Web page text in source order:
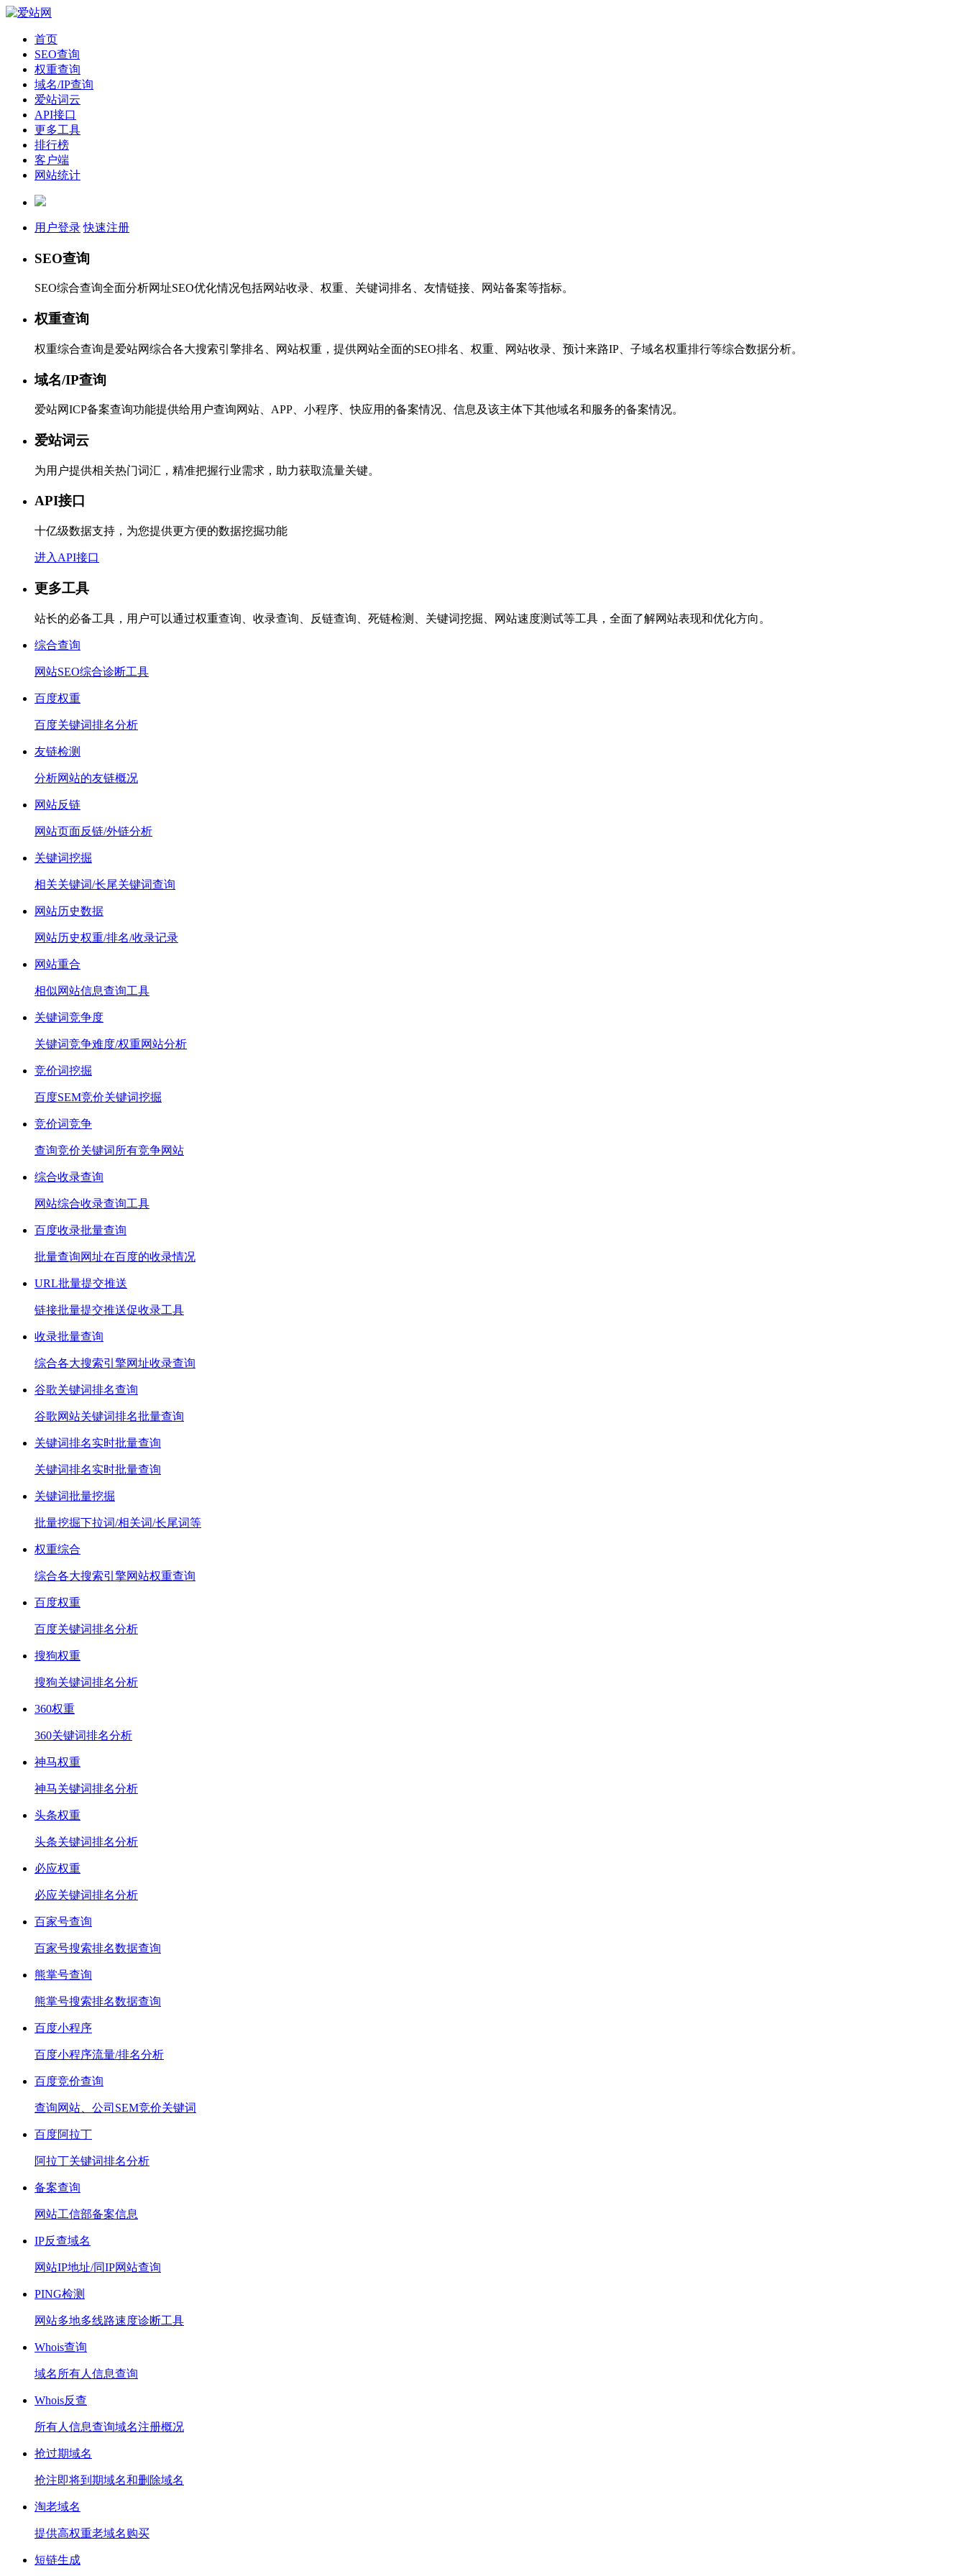
首页
SEO查询
权重查询
域名/IP查询
爱站词云
API接口
更多工具
排行榜
客户端
网站统计
用户登录 快速注册
SEO查询
SEO综合查询全面分析网址SEO优化情况包括网站收录、权重、关键词排名、友情链接、网站备案等指标。
权重查询
权重综合查询是爱站网综合各大搜索引擎排名、网站权重，提供网站全面的SEO排名、权重、网站收录、预计来路IP、子域名权重排行等综合数据分析。
域名/IP查询
爱站网ICP备案查询功能提供给用户查询网站、APP、小程序、快应用的备案情况、信息及该主体下其他域名和服务的备案情况。
爱站词云
为用户提供相关热门词汇，精准把握行业需求，助力获取流量关键。
API接口
十亿级数据支持，为您提供更方便的数据挖掘功能
进入API接口
更多工具
站长的必备工具，用户可以通过权重查询、收录查询、反链查询、死链检测、关键词挖掘、网站速度测试等工具，全面了解网站表现和优化方向。
综合查询
网站SEO综合诊断工具
百度权重
百度关键词排名分析
友链检测
分析网站的友链概况
网站反链
网站页面反链/外链分析
关键词挖掘
相关关键词/长尾关键词查询
网站历史数据
网站历史权重/排名/收录记录
网站重合
相似网站信息查询工具
关键词竞争度
关键词竞争难度/权重网站分析
竞价词挖掘
百度SEM竞价关键词挖掘
竞价词竞争
查询竞价关键词所有竞争网站
综合收录查询
网站综合收录查询工具
百度收录批量查询
批量查询网址在百度的收录情况
URL批量提交推送
链接批量提交推送促收录工具
收录批量查询
综合各大搜索引擎网址收录查询
谷歌关键词排名查询
谷歌网站关键词排名批量查询
关键词排名实时批量查询
关键词排名实时批量查询
关键词批量挖掘
批量挖掘下拉词/相关词/长尾词等
权重综合
综合各大搜索引擎网站权重查询
百度权重
百度关键词排名分析
搜狗权重
搜狗关键词排名分析
360权重
360关键词排名分析
神马权重
神马关键词排名分析
头条权重
头条关键词排名分析
必应权重
必应关键词排名分析
百家号查询
百家号搜索排名数据查询
熊掌号查询
熊掌号搜索排名数据查询
百度小程序
百度小程序流量/排名分析
百度竞价查询
查询网站、公司SEM竞价关键词
百度阿拉丁
阿拉丁关键词排名分析
备案查询
网站工信部备案信息
IP反查域名
网站IP地址/同IP网站查询
PING检测
网站多地多线路速度诊断工具
Whois查询
域名所有人信息查询
Whois反查
所有人信息查询域名注册概况
抢过期域名
抢注即将到期域名和删除域名
淘老域名
提供高权重老域名购买
短链生成